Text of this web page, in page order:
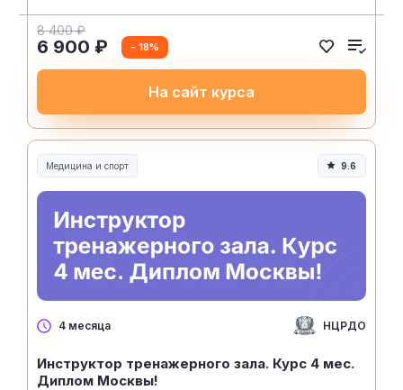
8 400 ₽
6 900 ₽ - 18%
На сайт курса
Медицина и спорт
Медицина, спорт и здоровье
9.6
4 месяца НЦРДО
Инструктор тренажерного зала. Курс 4 мес.
Диплом Москвы!